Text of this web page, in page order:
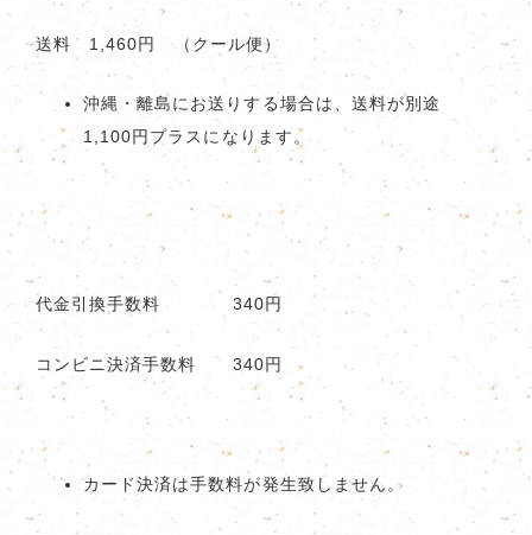
送料 1,460円 （クール便）
沖縄・離島にお送りする場合は、送料が別途
1,100円プラスになります。
代金引換手数料 340円
コンビニ決済手数料 340円
カード決済は手数料が発生致しません。